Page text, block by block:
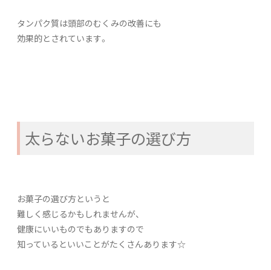
タンパク質は頭部のむくみの改善にも
効果的とされています。
太らないお菓子の選び方
お菓子の選び方というと
難しく感じるかもしれませんが、
健康にいいものでもありますので
知っているといいことがたくさんあります☆